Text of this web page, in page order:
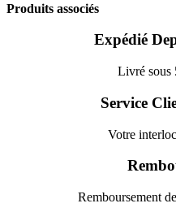
Produits associés
Expédié
Livré sous
Service
Votre
Remboursement